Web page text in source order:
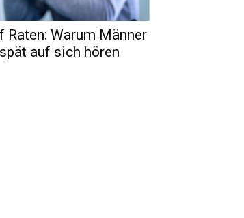
Raten: Warum Männer
auf sich hören